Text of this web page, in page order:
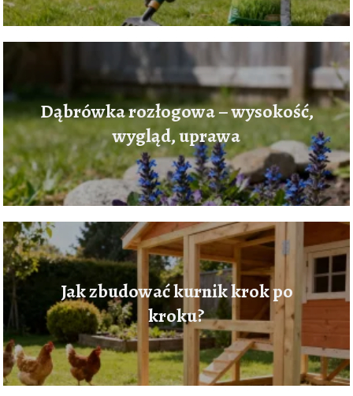
Dąbrówka rozłogowa – wysokość,
wygląd, uprawa
Jak zbudować kurnik krok po
kroku?